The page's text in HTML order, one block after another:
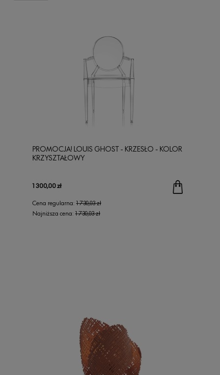
PROMOCJA! LOUIS GHOST - KRZESŁO - KOLOR
KRZYSZTAŁOWY
1 300,00 zł
Cena regularna: 1 730,03 zł
Najniższa cena: 1 730,03 zł